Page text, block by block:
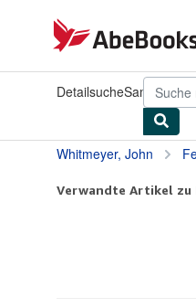
AbeBooks.de
Detailsuche
Whitmeyer, John
Verwandte Artikel zu